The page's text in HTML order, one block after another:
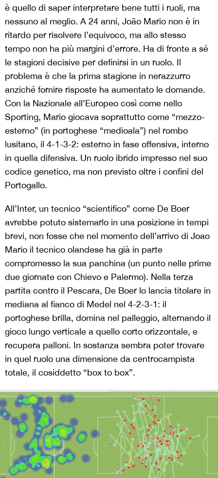
è quello di saper interpretare bene tutti i ruoli, ma
nessuno al meglio. A 24 anni, João Mario non è in
ritardo per risolvere l’equivoco, ma allo stesso
tempo non ha più margini d’errore. Ha di fronte a sé
le stagioni decisive per definirsi in un ruolo. Il
problema è che la prima stagione in nerazzurro
anziché fornire risposte ha aumentato le domande.
Con la Nazionale all’Europeo così come nello
Sporting, Mario giocava soprattutto come “mezzo-
esterno” (in portoghese “medioala”) nel rombo
lusitano, il 4-1-3-2: esterno in fase offensiva, interno
in quella difensiva. Un ruolo ibrido impresso nel suo
codice genetico, ma non previsto oltre i confini del
Portogallo.
All’Inter, un tecnico “scientifico” come De Boer
avrebbe potuto sistemarlo in una posizione in tempi
brevi, non fosse che nel momento dell’arrivo di Joao
Mario il tecnico olandese ha già in parte
compromesso la sua panchina (un punto nelle prime
due giornate con Chievo e Palermo). Nella terza
partita contro il Pescara, De Boer lo lancia titolare in
mediana al fianco di Medel nel 4-2-3-1: il
portoghese brilla, domina nel palleggio, alternando il
gioco lungo verticale a quello corto orizzontale, e
recupera palloni. In sostanza sembra poter trovare
in quel ruolo una dimensione da centrocampista
totale, il cosiddetto “box to box”.